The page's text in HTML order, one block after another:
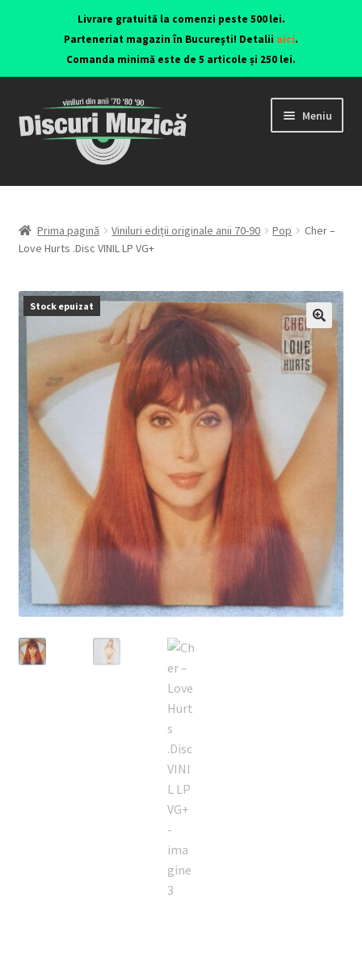
Livrare gratuită la comenzi peste 500 lei.
Parteneriat magazin în București! Detalii aici.
Comanda minimă este de 5 articole și 250 lei.
Meniu
Viniluri ediții originale anii 70-90
CD-uri originale
Echipamente
Listă produse
Oferta lunii
Contul meu
lei0,00
Prima pagină Viniluri ediții originale anii 70-90 Pop
Cher –
Love Hurts .Disc VINIL LP VG+
Stock epuizat